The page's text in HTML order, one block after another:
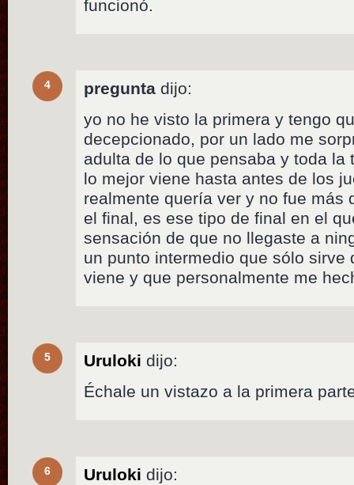
funcionó.
4 pregunta dijo:
yo no he visto la primera y tengo
decepcionado, por un lado me
adulta de lo que pensaba y toda la
lo mejor viene hasta antes de los
realmente quería ver y no fue más
el final, es ese tipo de final en el
sensación de que no llegaste a
un punto intermedio que sólo sirve
viene y que personalmente me
5 Uruloki dijo:
Échale un vistazo a la primera
6 Uruloki dijo: